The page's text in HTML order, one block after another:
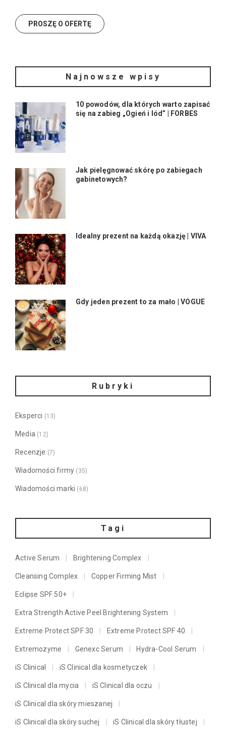
Najnowsze wpisy
10 powodów, dla których warto zapisać
się na zabieg „Ogień i lód” | FORBES
Jak pielęgnować skórę po zabiegach
gabinetowych?
Idealny prezent na każdą okazję | VIVA
Gdy jeden prezent to za mało | VOGUE
Rubryki
Eksperci (13)
Media (12)
Recenzje (7)
Wiadomości firmy (35)
Wiadomości marki (68)
Tagi
Active Serum Brightening Complex
Cleansing Complex Copper Firming Mist
Eclipse SPF 50+
Extra Strength Active Peel Brightening System
Extreme Protect SPF 30 Extreme Protect SPF 40
Extremozyme Genexc Serum Hydra-Cool Serum
iS Clinical iS Clinical dla kosmetyczek
iS Clinical dla mycia iS Clinical dla oczu
iS Clinical dla skóry mieszanej
iS Clinical dla skóry suchej iS Clinical dla skóry tłustej